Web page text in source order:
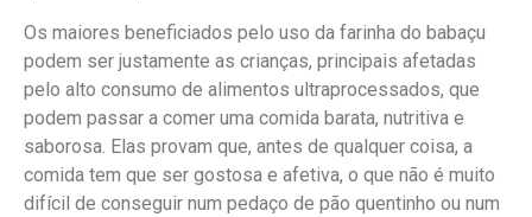
Os maiores beneficiados pelo uso da farinha do babaçu
podem ser justamente as crianças, principais afetadas
pelo alto consumo de alimentos ultraprocessados, que
podem passar a comer uma comida barata, nutritiva e
saborosa. Elas provam que, antes de qualquer coisa, a
comida tem que ser gostosa e afetiva, o que não é muito
difícil de conseguir num pedaço de pão quentinho ou num